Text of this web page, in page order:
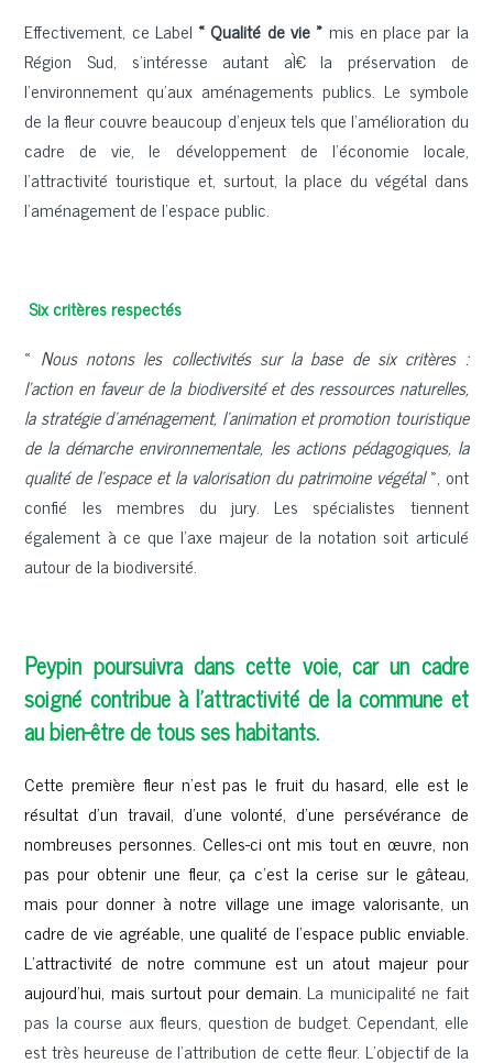
Effectivement, ce Label « Qualité de vie » mis en place par la
Région Sud, s’intéresse autant aÌ€ la préservation de
l’environnement qu’aux aménagements publics. Le symbole
de la fleur couvre beaucoup d'enjeux tels que l'amélioration du
cadre de vie, le développement de l'économie locale,
l’attractivité touristique et, surtout, la place du végétal dans
l'aménagement de l'espace public.
Six critères respectés
« Nous notons les collectivités sur la base de six critères :
l’action en faveur de la biodiversité et des ressources naturelles,
la stratégie d’aménagement, l’animation et promotion touristique
de la démarche environnementale, les actions pédagogiques, la
qualité de l’espace et la valorisation du patrimoine végétal», ont
confié les membres du jury. Les spécialistes tiennent
également à ce que l’axe majeur de la notation soit articulé
autour de la biodiversité.
Peypin poursuivra dans cette voie, car un cadre
soigné contribue à l'attractivité de la commune et
au bien-être de tous ses habitants.
Cette première fleur n’est pas le fruit du hasard, elle est le
résultat d’un travail, d’une volonté, d’une persévérance de
nombreuses personnes. Celles-ci ont mis tout en œuvre, non
pas pour obtenir une fleur, ça c’est la cerise sur le gâteau,
mais pour donner à notre village une image valorisante, un
cadre de vie agréable, une qualité de l’espace public enviable.
L’attractivité de notre commune est un atout majeur pour
aujourd’hui, mais surtout pour demain.La municipalité ne fait
pas la course aux fleurs, question de budget. Cependant, elle
est très heureuse de l’attribution de cette fleur. L’objectif de la